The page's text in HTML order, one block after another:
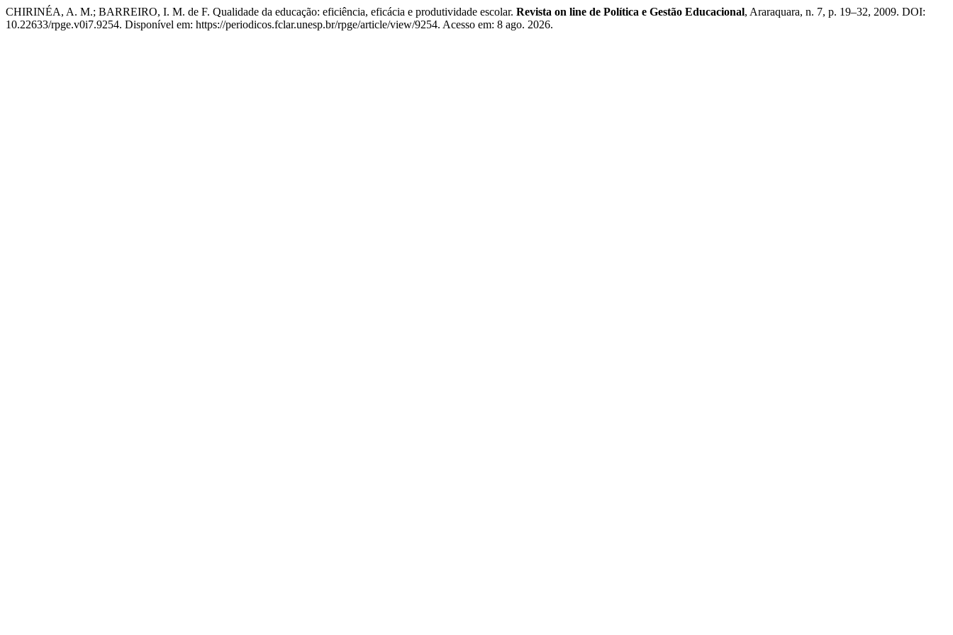
CHIRINÉA, A. M.; BARREIRO, I. M. de F. Qualidade da educação: eficiência, eficácia e produtividade escolar. Revista on line de Política e Gestão Educacional, Araraquara, n. 7, p. 19–32, 2009. DOI:
10.22633/rpge.v0i7.9254. Disponível em: https://periodicos.fclar.unesp.br/rpge/article/view/9254. Acesso em: 8 ago. 2026.